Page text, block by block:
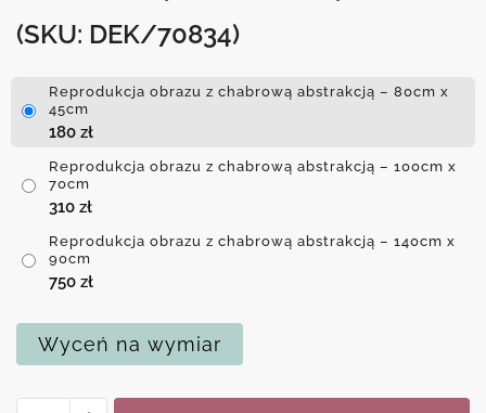
(SKU: DEK/70834)
Reprodukcja obrazu z chabrową abstrakcją – 80cm x
45cm
180 zł
Reprodukcja obrazu z chabrową abstrakcją – 100cm x
70cm
310 zł
Reprodukcja obrazu z chabrową abstrakcją – 140cm x
90cm
750 zł
Wyceń na wymiar